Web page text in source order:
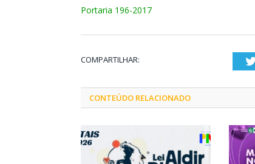
Portaria 196-2017
COMPARTILHAR:
CONTEÚDO RELACIONADO